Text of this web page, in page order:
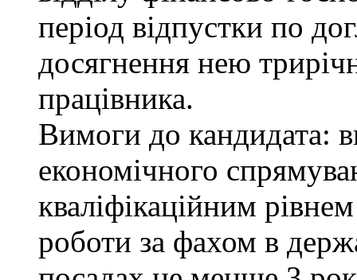
період відпустки по
досягнення нею
працівника.
Вимоги до кандидата:
економічного
кваліфікаційним
роботи за фахом в